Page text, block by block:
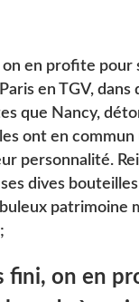
on en profite
en TGV,
que Nancy,
ont en
personnalité.
dives
patrimoine
fini, on en